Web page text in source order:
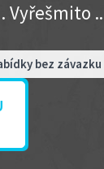
Vyřešmito
bez závazku